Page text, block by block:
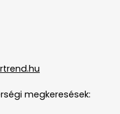
megkeresések: